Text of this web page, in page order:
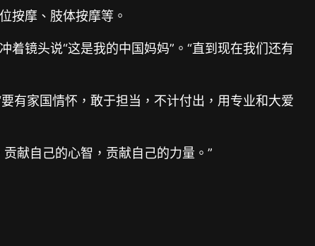
按摩、肢体按摩等。
镜头说“这是我的中国妈妈”。“直到现在我们还有
有家国情怀，敢于担当，不计付出，用专业和大爱
献自己的心智，贡献自己的力量。”